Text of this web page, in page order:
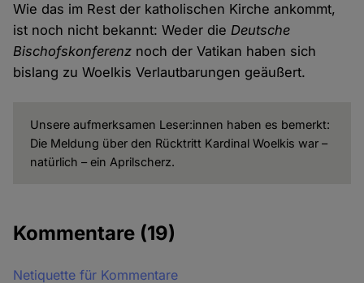
Wie das im Rest der katholischen Kirche ankommt,
ist noch nicht bekannt: Weder dieDeutsche
Bischofskonferenz noch der Vatikan haben sich
bislang zu Woelkis Verlautbarungen geäußert.
Unsere aufmerksamen Leser:innen haben es bemerkt:
Die Meldung über den Rücktritt Kardinal Woelkis war –
natürlich – ein Aprilscherz.
Kommentare (19)
Netiquette für Kommentare